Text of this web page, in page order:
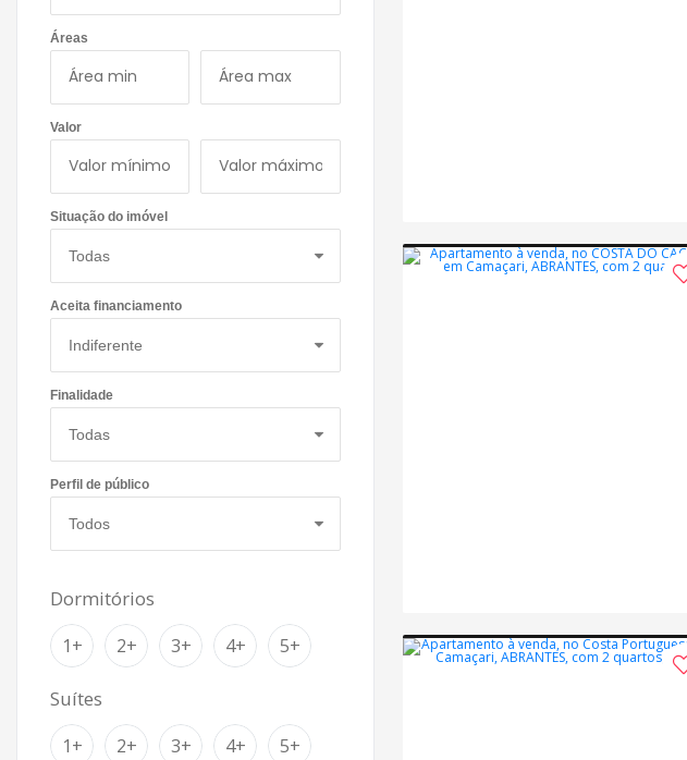
Áreas
Valor
Situação do imóvel
Aceita financiamento
Finalidade
Perfil de público
Dormitórios
1+ 2+ 3+ 4+ 5+
Suítes
1+ 2+ 3+ 4+ 5+